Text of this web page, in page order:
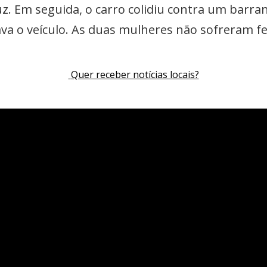
Em seguida, o carro colidiu contra um
o veículo. As duas mulheres não sofreram
Quer receber notícias locais?